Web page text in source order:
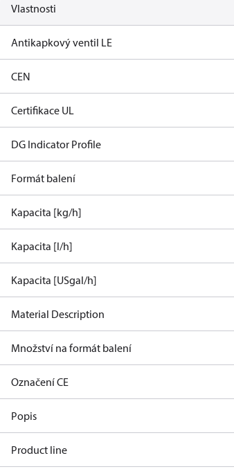
Vlastnosti
Antikapkový ventil LE
CEN
Certifikace UL
DG Indicator Profile
Formát balení
Kapacita [kg/h]
Kapacita [l/h]
Kapacita [USgal/h]
Material Description
Množství na formát balení
Označení CE
Popis
Product line